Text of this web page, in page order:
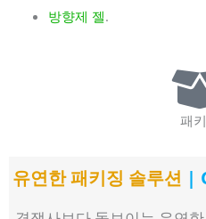
방향제 젤.
패
유연한 패키징 솔루션 |